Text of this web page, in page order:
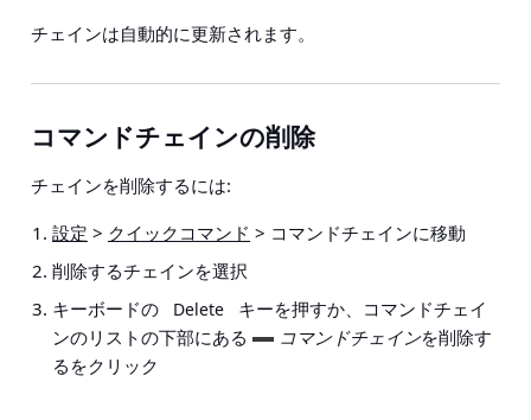
チェインは自動的に更新されます。
コマンドチェインの削除
チェインを削除するには:
設定 > クイックコマンド > コマンドチェインに移動
削除するチェインを選択
キーボードの
Delete
キーを押すか、コマンドチェイ
ンのリストの下部にある
コマンドチェインを削除す
るをクリック